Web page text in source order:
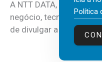
A NTT DATA,
negócio, tecnologia e
de divulgar a mais
Política